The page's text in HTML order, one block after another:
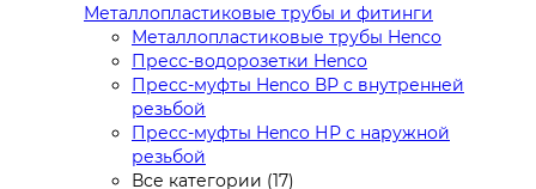
Металлопластиковые трубы и фитинги
Металлопластиковые трубы Henco
Пресс-водорозетки Henco
Пресс-муфты Henco ВР с внутренней
резьбой
Пресс-муфты Henco НР с наружной
резьбой
Все категории (17)